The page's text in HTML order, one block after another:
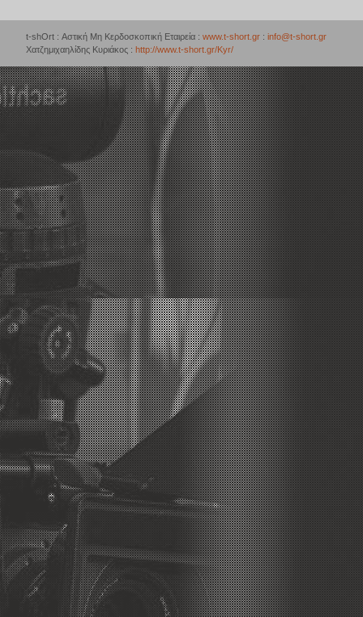
t-shOrt : Αστική Μη Κερδοσκοπική Εταιρεία : www.t-short.gr : info@t-short.gr
Χατζημιχαηλίδης Κυριάκος : http://www.t-short.gr/Kyr/